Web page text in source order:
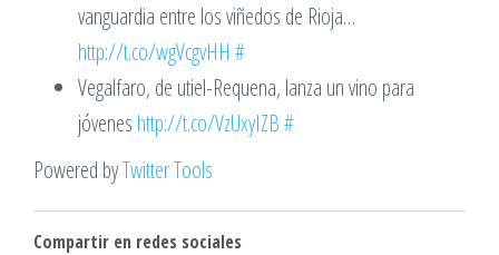
vanguardia entre los viñedos de Rioja…
http://t.co/wgVcgvHH #
Vegalfaro, de utiel-Requena, lanza un vino para
jóvenes http://t.co/VzUxyIZB#
Powered byTwitter Tools
Compartir en redes sociales